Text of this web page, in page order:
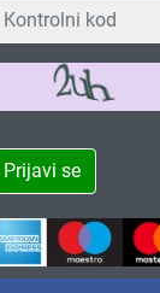
Prijavi se